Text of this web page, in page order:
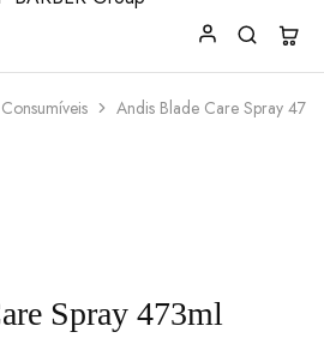
Consumíveis Andis Blade Care Spray
Spray 473ml